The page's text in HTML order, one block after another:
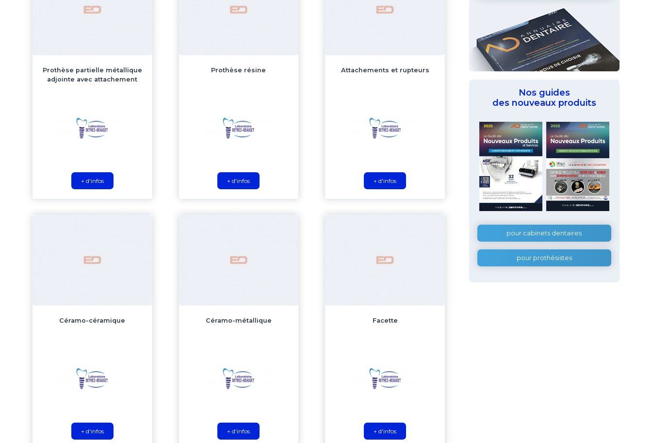
Prothèse partielle métallique
adjointe avec attachement
+ d'infos
Prothèse résine
+ d'infos
Attachements et rupteurs
+ d'infos
Céramo-céramique
+ d'infos
Céramo-métallique
+ d'infos
Facette
+ d'infos
Nos guides
des nouveaux produits
pour cabinets dentaires
pour prothésistes